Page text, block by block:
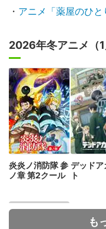
・ アニメ「薬屋のひと
2026年冬アニメ（
炎炎ノ消防隊 参
ノ章 第2クール
デッドア
ト
も